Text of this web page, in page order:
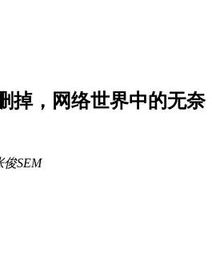
掉，网络世界中的无奈
俊SEM